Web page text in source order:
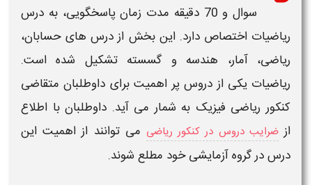
سوال و 70 دقیقه مدت زمان پاسخگویی، به درس
ریاضیاتاختصاص دارد. این بخش از درس های حسابان،
ریاضی، آمار، هندسه و گسسته تشکیل شده است.
ریاضیاتیکی از دروس پر اهمیت برای داوطلبان متقاضی
کنکور ریاضی فیزیک به شمار می آید. داوطلبان با اطلاع
ازضرایب دروس در کنکور ریاضی می توانند از اهمیت این
درس در گروه آزمایشی خود مطلع شوند.